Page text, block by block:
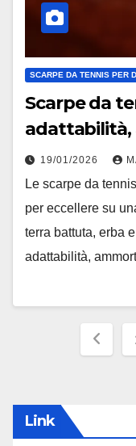
SCARPE DA TENNIS PER
Scarpe da
adattabilità,
19/01/2026
Le scarpe da
per eccellere su
terra battuta, erba
adattabilità,
Link